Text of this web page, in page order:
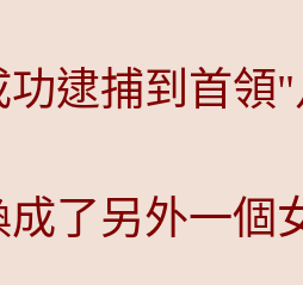
功逮捕到首
成了另外一個